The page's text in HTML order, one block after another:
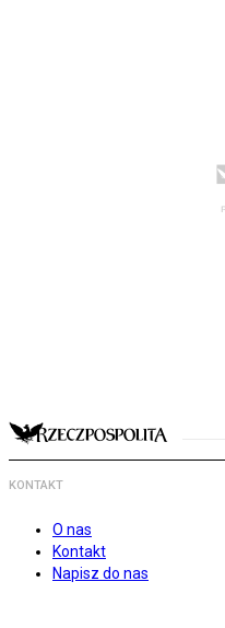
KONTAKT
O nas
Kontakt
Napisz do nas